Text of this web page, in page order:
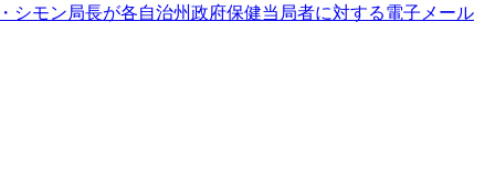
シモン局長が各自治州政府保健当局者に対する電子メール